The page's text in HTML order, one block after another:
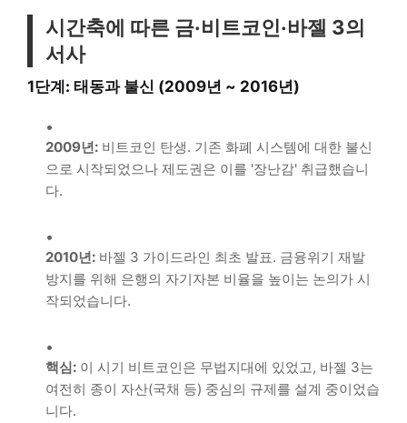
시간축에 따른 금·비트코인·바젤 3의
서사
1단계: 태동과 불신 (2009년 ~ 2016년)
2009년: 비트코인 탄생. 기존 화폐 시스템에 대한 불신
으로 시작되었으나 제도권은 이를 '장난감' 취급했습니
다.
2010년: 바젤 3 가이드라인 최초 발표. 금융위기 재발
방지를 위해 은행의 자기자본 비율을 높이는 논의가 시
작되었습니다.
핵심: 이 시기 비트코인은 무법지대에 있었고, 바젤 3는
여전히 종이 자산(국채 등) 중심의 규제를 설계 중이었습
니다.